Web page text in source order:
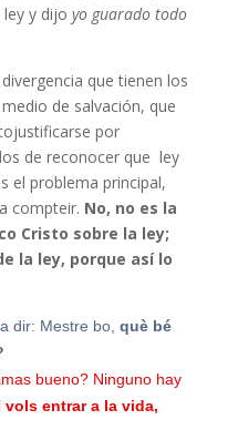
y dijo yo guarado todo
que tienen los
de salvación, que
por
de reconocer que ley
el problema principal,
compteir. No, no es la
Cristo sobre la ley;
la ley, porque así lo
dir: Mestre bo, què bé
bueno? Ninguno hay
vols entrar a la vida,